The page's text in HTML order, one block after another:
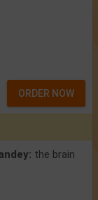
ORDER NOW
the brain